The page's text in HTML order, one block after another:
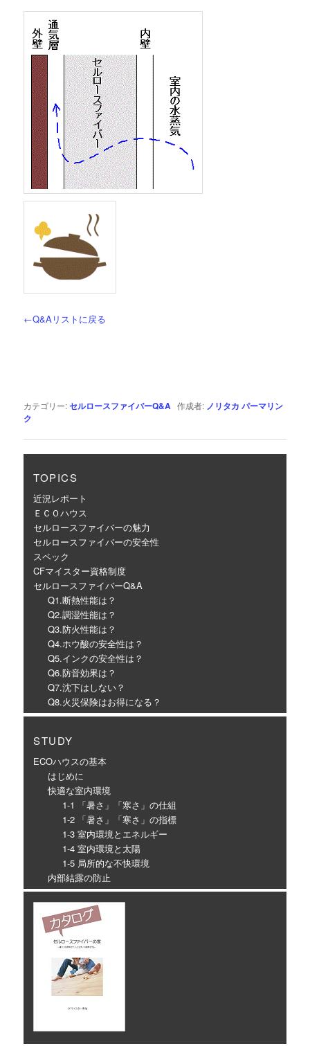
←Q&Aリストに戻る
カテゴリー:セルロースファイバーQ&A 作成者: ノリタカ パーマリン
ク
TOPICS
近況レポート
ＥＣＯハウス
セルロースファイバーの魅力
セルロースファイバーの安全性
スペック
CFマイスター資格制度
セルロースファイバーQ&A
Q1.断熱性能は？
Q2.調湿性能は？
Q3.防火性能は？
Q4.ホウ酸の安全性は？
Q5.インクの安全性は？
Q6.防音効果は？
Q7.沈下はしない？
Q8.火災保険はお得になる？
STUDY
ECOハウスの基本
はじめに
快適な室内環境
1-1 「暑さ」「寒さ」の仕組
1-2 「暑さ」「寒さ」の指標
1-3 室内環境とエネルギー
1-4 室内環境と太陽
1-5 局所的な不快環境
内部結露の防止